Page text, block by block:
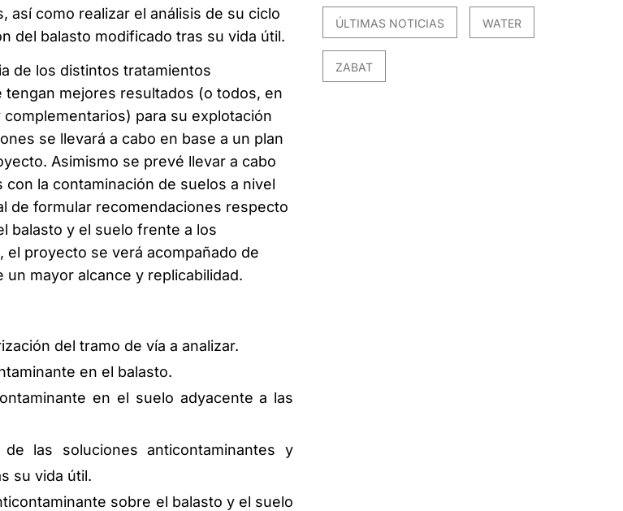
así como realizar el análisis de su ciclo
del balasto modificado tras su vida útil.
de los distintos tratamientos
mejores resultados (o todos, en
para su explotación
se llevará a cabo en base a un plan
Asimismo se prevé llevar a cabo
la contaminación de suelos a nivel
de formular recomendaciones respecto
balasto y el suelo frente a los
el proyecto se verá acompañado de
mayor alcance y replicabilidad.
del tramo de vía a analizar.
en el balasto.
en el suelo adyacente a las
las soluciones anticontaminantes y
su vida útil.
sobre el balasto y el suelo
ÚLTIMAS NOTICIAS WATER
ZABAT